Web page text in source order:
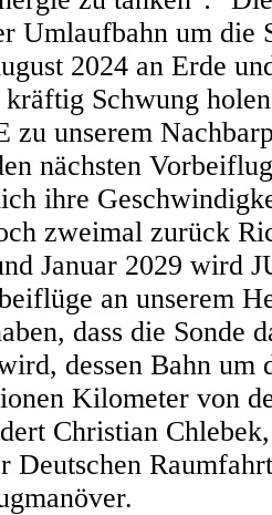
Umlaufbahn um die
2024 an Erde
Schwung
zu unserem
nächsten
ihre
zweimal zurück
Januar 2029 wird
an unserem
dass die Sonde
dessen Bahn um
Kilometer von
Christian
Deutschen